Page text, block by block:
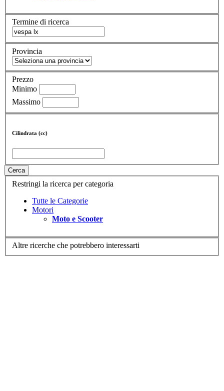
Termine di ricerca
Provincia
Prezzo
Minimo
Massimo
Cilindrata (cc)
Cerca
Restringi la ricerca per categoria
Tutte le Categorie
Motori
Moto e Scooter
Altre ricerche che potrebbero interessarti